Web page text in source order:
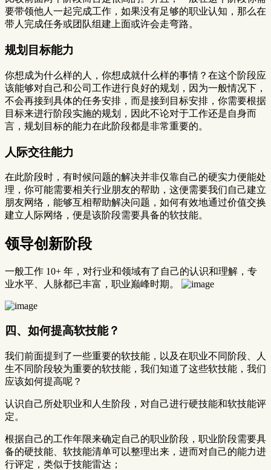
要带领他人一起完成工作，如果没有足够的职业认知，那么在
带人完成任务或团队组建上面或许会走弯路。
规划目标能力
你想成为什么样的人，你想成就什么样的事情？在这个阶段应
该能够对自己和公司工作进行良好的规划，因为一般情况下，
不会再接到具体的任务安排，而是接到目标安排，你需要根据
目标来进行阶段实施的规划，因此不论对于工作还是自身而
言，规划目标的能力在此阶段都是非常重要的。
人际交往能力
在此阶段时，有时候问题的解决并非仅靠自己的硬实力便能处
理，你可能需要相关行业朋友的帮助，这便需要我们自己建立
朋友网络，能够互相帮助解决问题，如何有效地通过价值交换
建立人际网络，便是该阶段需要具备的软技能。
领导创新阶段
一般工作 10+ 年，对行业和领域有了自己的认识和理解，专
业水平、人脉都已丰富，职业巅峰时期。
四、如何提高软技能？
我们前面提到了一些重要的软技能，以及在职业不同阶段、人
生不同阶段较为重要的软技能，我们知道了这些软技能，我们
应该如何提高呢？
认识自己所处职业和人生阶段，对自己进行硬技能和软技能评
定。
根据自己的工作年限来确定自己的职业阶段，职业阶段需要具
备的硬技能、软技能清单可以整理出来，进而对自己的能力进
行评定，类似于技能雷达；